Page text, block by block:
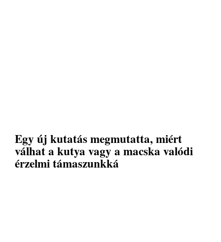
Egy új kutatás megmutatta, miért
válhat a kutya vagy a macska valódi
érzelmi támaszunkká